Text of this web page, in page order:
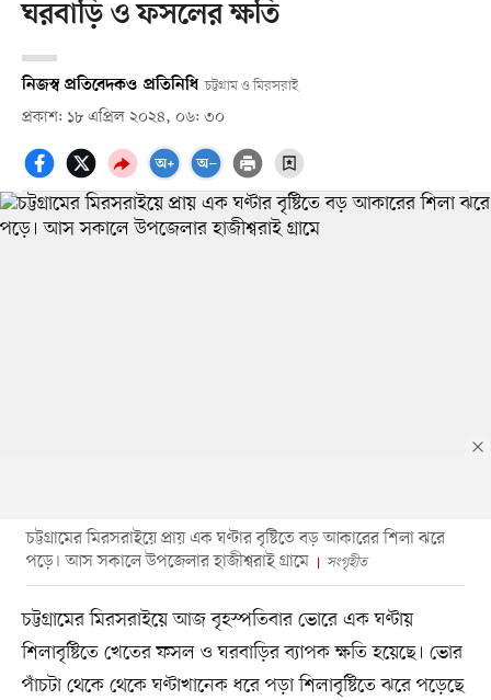
ঘরবাড়ি ও ফসলের ক্ষতি
নিজস্ব প্রতিবেদকও প্রতিনিধি চট্টগ্রাম ও মিরসরাই
প্রকাশ: ১৮ এপ্রিল ২০২৪, ০৬: ৩০
চট্টগ্রামের মিরসরাইয়ে প্রায় এক ঘণ্টার বৃষ্টিতে বড় আকারের শিলা ঝরে
পড়ে। আস সকালে উপজেলার হাজীশ্বরাই গ্রামে
সংগৃহীত
চট্টগ্রামের মিরসরাইয়ে আজ বৃহস্পতিবার ভোরে এক ঘণ্টায়
শিলাবৃষ্টিতে খেতের ফসল ও ঘরবাড়ির ব্যাপক ক্ষতি হয়েছে। ভোর
পাঁচটা থেকে থেকে ঘণ্টাখানেক ধরে পড়া শিলাবৃষ্টিতে ঝরে পড়েছে